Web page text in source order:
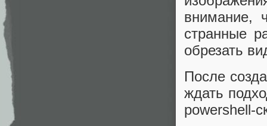
внимание,
странные
обрезать
После
ждать
powershell-